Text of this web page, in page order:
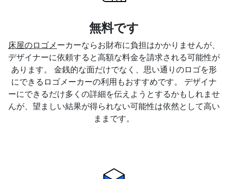
無料です
床屋のロゴメ ーカーならお財布に負担はかかりませんが、
デザイナーに依頼すると高額な料金を請求される可能性が
あります。 金銭的な面だけでなく、思い通りのロゴを形
にできるロゴメーカーの利用もおすすめです。 デザイナ
ーにできるだけ多くの詳細を伝えようとするかもしれませ
んが、望ましい結果が得られない可能性は依然として高い
ままです。